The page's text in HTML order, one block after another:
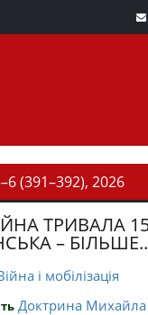
(391–392), 2026
ТРИВАЛА
–
і мобілізація
Доктрина Михайла